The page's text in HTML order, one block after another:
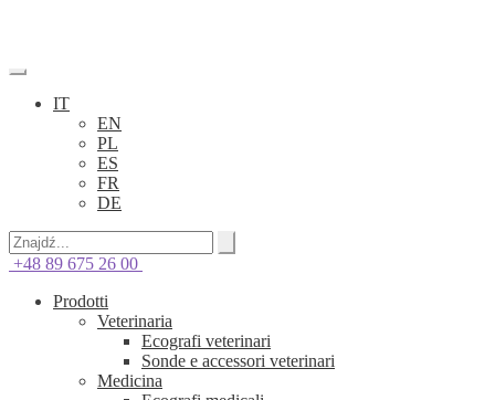
IT
EN
PL
ES
FR
DE
+48 89 675 26 00
Prodotti
Veterinaria
Ecografi veterinari
Sonde e accessori veterinari
Medicina